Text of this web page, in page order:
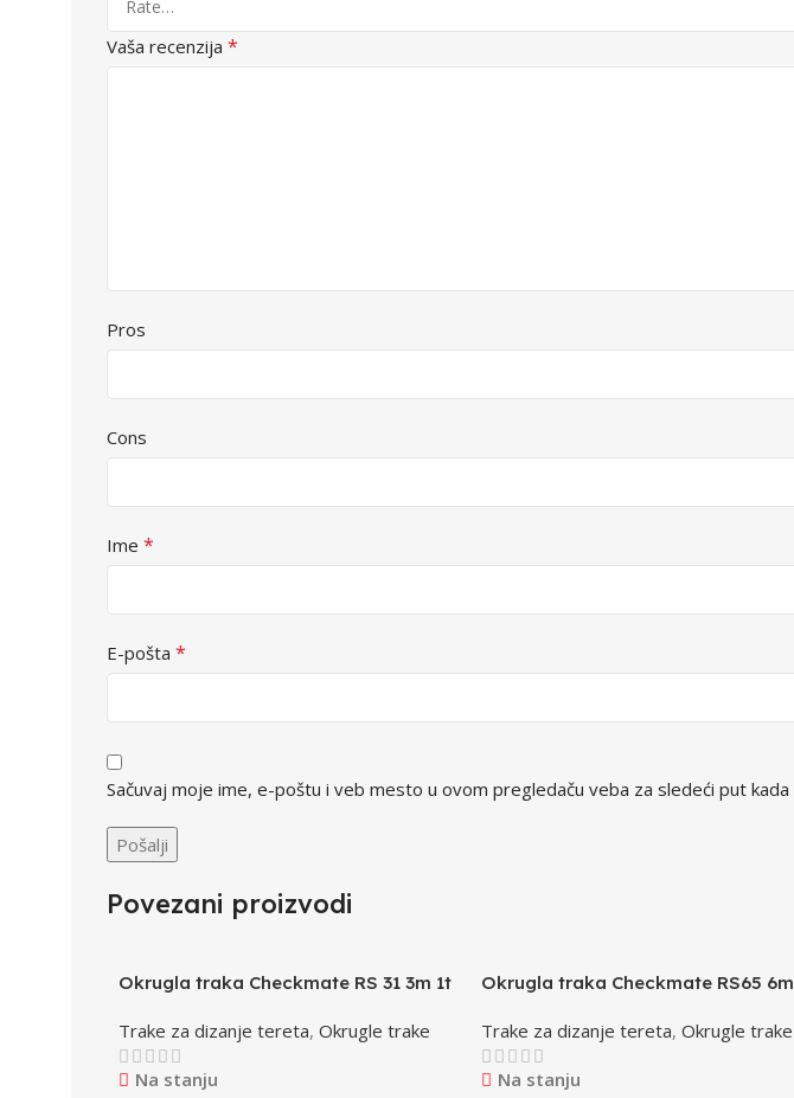
Vaša recenzija *
Pros
Cons
Ime *
E-pošta *
Sačuvaj moje ime, e-poštu i veb mesto u ovom pregledaču veba za sledeći put
Povezani proizvodi
Okrugla traka Checkmate RS 31 3m 1t
Trake za dizanje tereta, Okrugle trake
Na stanju
Okrugla traka Checkmate RS65
Trake za dizanje tereta, Okrugle trake
Na stanju